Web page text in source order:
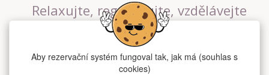
Relaxujte, regenerujte, vzdělávejte
se v největším jógovém studiu v
Praze
Aby rezervační systém fungoval tak, jak má (souhlas s
cookies)